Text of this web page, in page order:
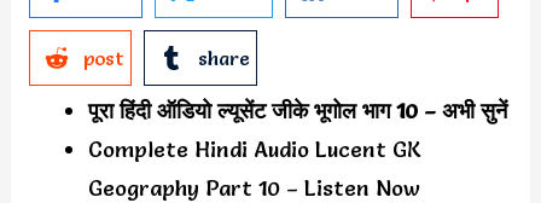
post share
पूरा हिंदी ऑडियो ल्यूसेंट जीके भूगोल भाग 10 – अभी सुनें
Complete Hindi Audio Lucent GK
Geography Part 10 – Listen Now